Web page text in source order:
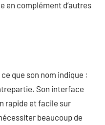
en complément d’autres
que son nom indique :
Son interface
rapide et facile sur
beaucoup de